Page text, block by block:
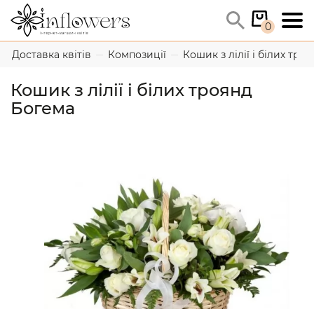
0
Доставка квітів Композиції Кошик з лілії і білих
Кошик з лілії і білих троянд
Богема